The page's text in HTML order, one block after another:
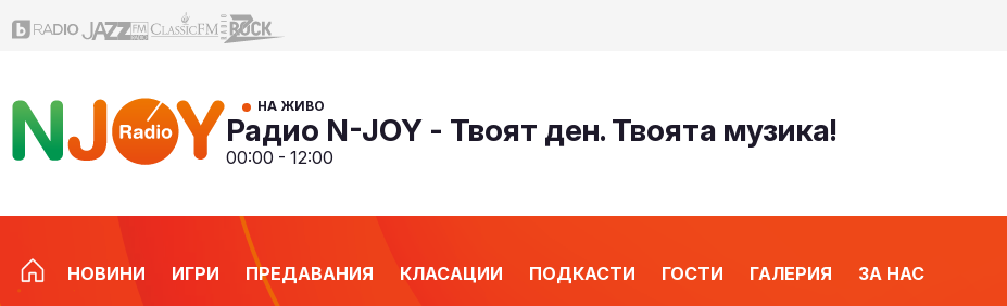
НА ЖИВО
Радио N-JOY - Твоят ден. Твоята музика!
00:00 - 12:00
НОВИНИ ИГРИ ПРЕДАВАНИЯ КЛАСАЦИИ ПОДКАСТИ ГОСТИ ГАЛЕРИЯ ЗА НАС